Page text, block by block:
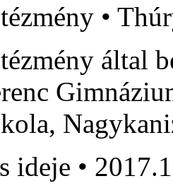
•
által
ideje •